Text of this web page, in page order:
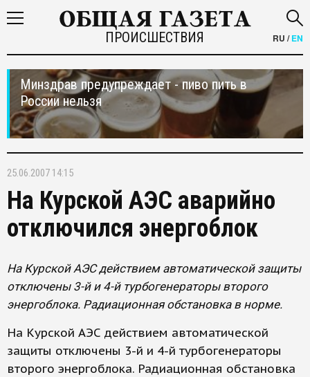
ПРОИСШЕСТВИЯ RU /EN
Минздрав предупреждает - пиво пить в
России нельзя
25.06.2007 14:15
На Курской АЭС аварийно
отключился энергоблок
На Курской АЭС действием автоматической защиты
отключены 3-й и 4-й турбогенераторы второго
энергоблока. Радиационная обстановка в норме.
На Курской АЭС действием автоматической
защиты отключены 3-й и 4-й турбогенераторы
второго энергоблока. Радиационная обстановка